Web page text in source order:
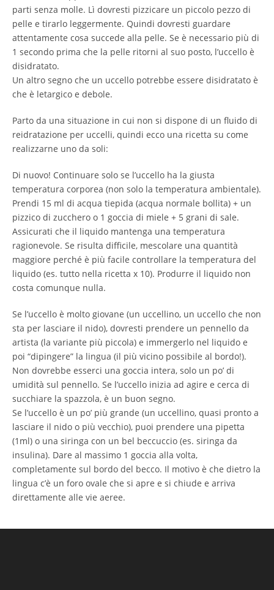
parti senza molle. Lì dovresti pizzicare un piccolo pezzo di
pelle e tirarlo leggermente. Quindi dovresti guardare
attentamente cosa succede alla pelle. Se è necessario più di
1 secondo prima che la pelle ritorni al suo posto, l’uccello è
disidratato.
Un altro segno che un uccello potrebbe essere disidratato è
che è letargico e debole.
Parto da una situazione in cui non si dispone di un fluido di
reidratazione per uccelli, quindi ecco una ricetta su come
realizzarne uno da soli:
Di nuovo! Continuare solo se l’uccello ha la giusta
temperatura corporea (non solo la temperatura ambientale).
Prendi 15 ml di acqua tiepida (acqua normale bollita) + un
pizzico di zucchero o 1 goccia di miele + 5 grani di sale.
Assicurati che il liquido mantenga una temperatura
ragionevole. Se risulta difficile, mescolare una quantità
maggiore perché è più facile controllare la temperatura del
liquido (es. tutto nella ricetta x 10). Produrre il liquido non
costa comunque nulla.
Se l’uccello è molto giovane (un uccellino, un uccello che non
sta per lasciare il nido), dovresti prendere un pennello da
artista (la variante più piccola) e immergerlo nel liquido e
poi “dipingere” la lingua (il più vicino possibile al bordo!).
Non dovrebbe esserci una goccia intera, solo un po’ di
umidità sul pennello. Se l’uccello inizia ad agire e cerca di
succhiare la spazzola, è un buon segno.
Se l’uccello è un po’ più grande (un uccellino, quasi pronto a
lasciare il nido o più vecchio), puoi prendere una pipetta
(1ml) o una siringa con un bel beccuccio (es. siringa da
insulina). Dare al massimo 1 goccia alla volta,
completamente sul bordo del becco. Il motivo è che dietro la
lingua c’è un foro ovale che si apre e si chiude e arriva
direttamente alle vie aeree.